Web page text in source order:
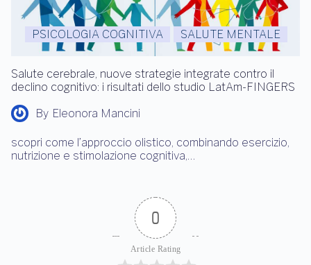
PSICOLOGIA COGNITIVA SALUTE MENTALE
Salute cerebrale, nuove strategie integrate contro il
declino cognitivo: i risultati dello studio LatAm-FINGERS
By Eleonora Mancini
scopri come l’approccio olistico, combinando esercizio,
nutrizione e stimolazione cognitiva,…
0
Article Rating